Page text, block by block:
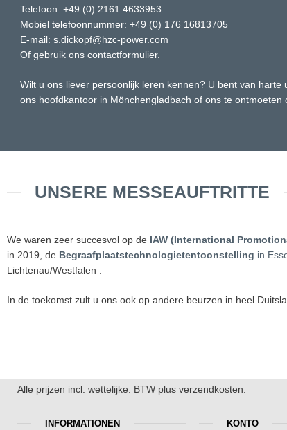
Telefoon: +49 (0) 2161 4633953
Mobiel telefoonnummer: +49 (0) 176 16813705
E-mail: s.dickopf@hzc-power.com
Of gebruik ons ​​contactformulier.
Wilt u ons liever persoonlijk leren kennen? U bent van
ons hoofdkantoor in Mönchengladbach of ons te ontmoeten
UNSERE MESSEAUFTRITTE
We waren zeer succesvol op de IAW (International
in 2019, de Begraafplaatstechnologietentoonstelling in
Lichtenau/Westfalen .
In de toekomst zult u ons ook op andere beurzen in heel
Alle prijzen incl. wettelijke. BTW plus verzendkosten.
INFORMATIONEN KONTO